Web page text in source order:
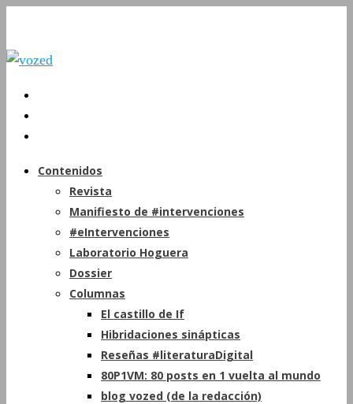
Contenidos
Revista
Manifiesto de #intervenciones
#eIntervenciones
Laboratorio Hoguera
Dossier
Columnas
El castillo de If
Hibridaciones sinápticas
Reseñas #literaturaDigital
80P1VM: 80 posts en 1 vuelta al mundo
blog vozed (de la redacción)